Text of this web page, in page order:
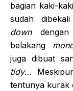
bagian kaki-
sudah
downdengan
belakang
juga dibuat
tidy…
tentunya kurak